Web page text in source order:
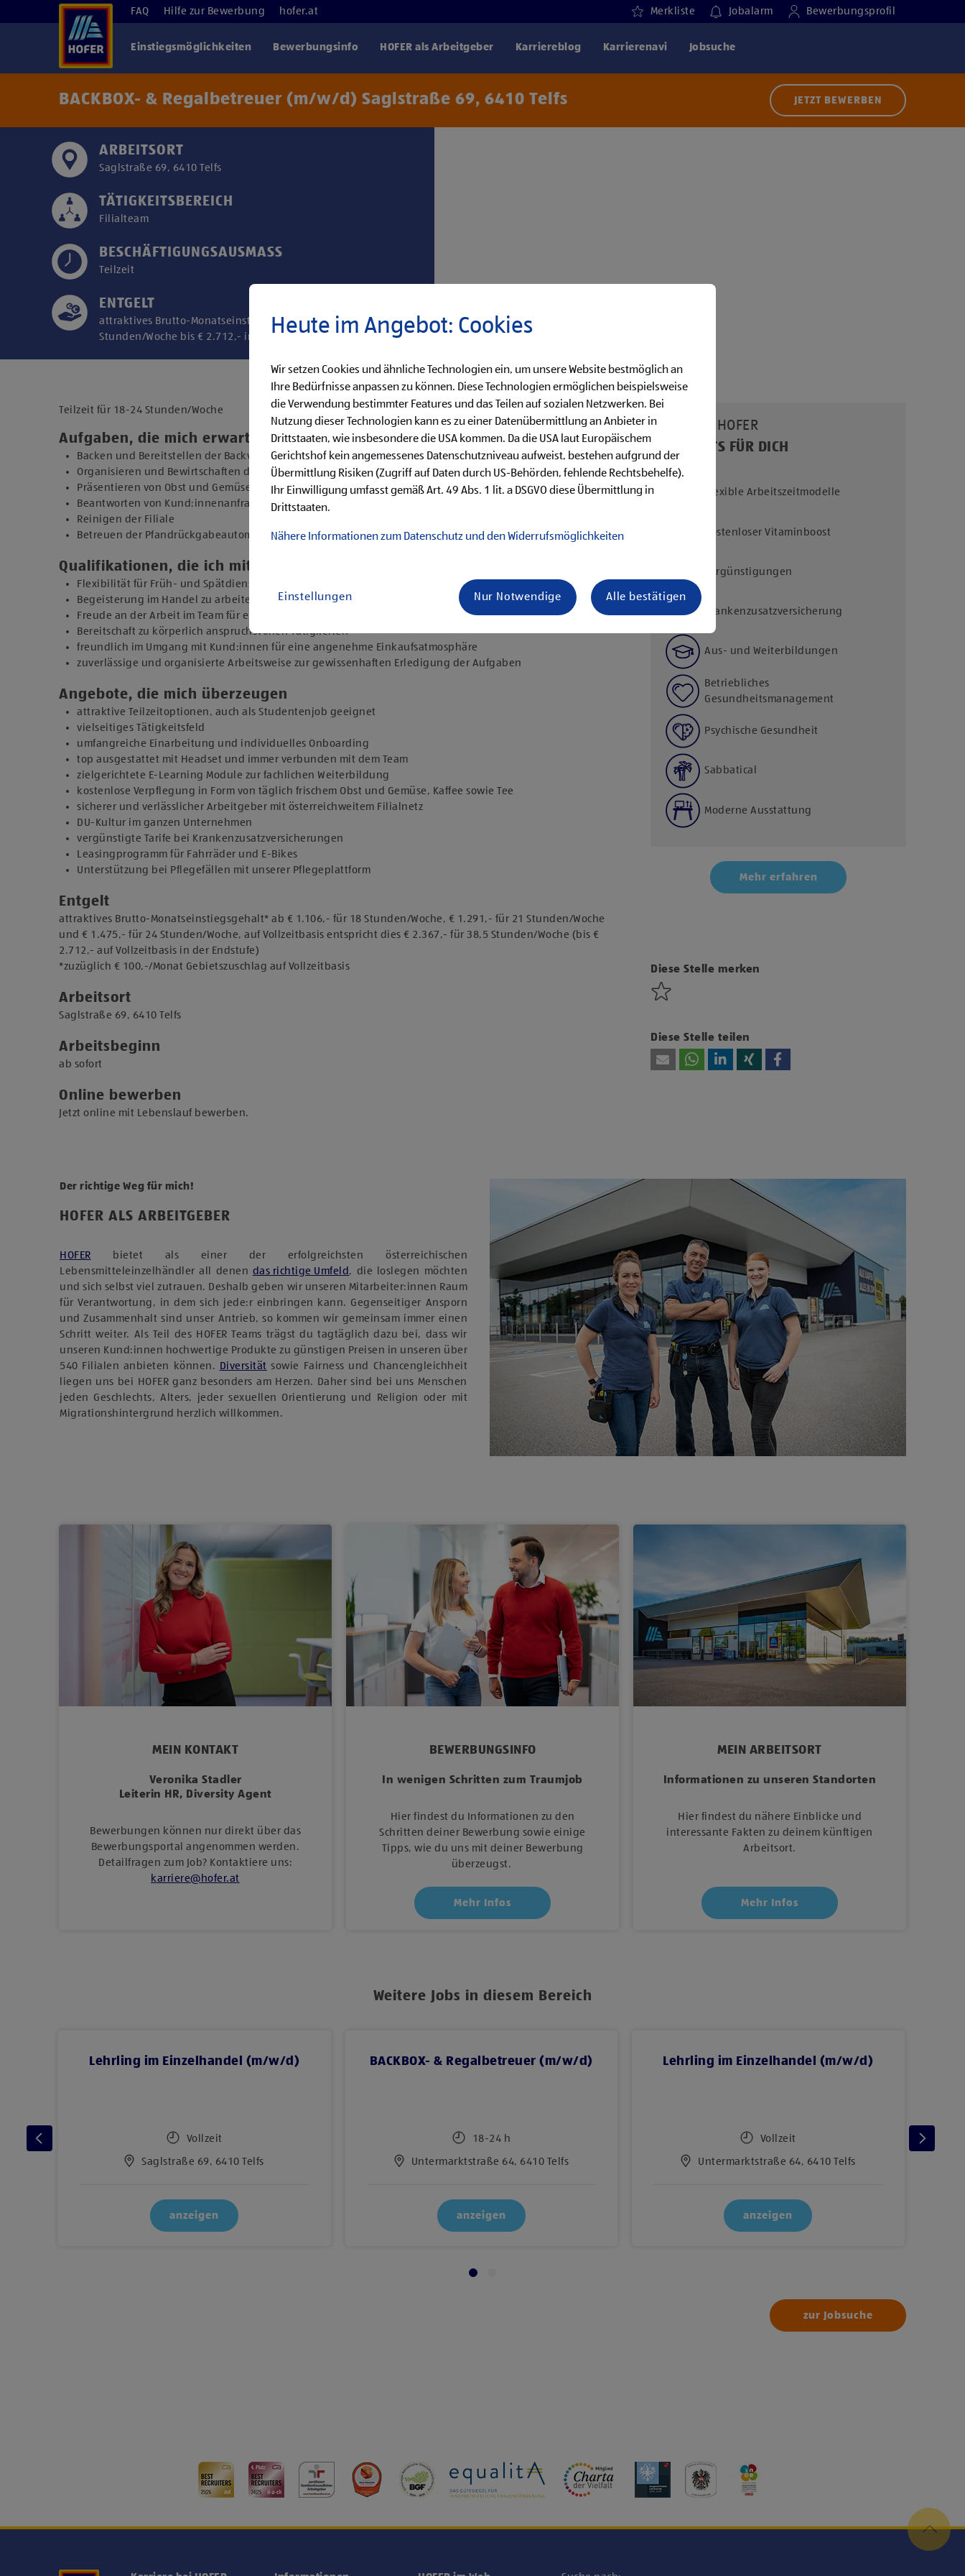
FAQ Hilfe zur Bewerbung hofer.at Merkliste Jobalarm Bewerbungsprofil
Einstiegsmöglichkeiten Bewerbungsinfo HOFER als Arbeitgeber Karriereblog Karrierenavi Jobsuche
BACKBOX- & Regalbetreuer (m/w/d) Saglstraße 69, 6410 Telfs JETZT BEWERBEN
ARBEITSORT
Saglstraße 69, 6410 Telfs
TÄTIGKEITSBEREICH
Filialteam
BESCHÄFTIGUNGSAUSMASS
Teilzeit
ENTGELT
attraktives Brutto-Monatseinstiegsgehalt ab € 2.367,- für 38,5
Stunden/Woche bis € 2.712,- in der Endstufe
Teilzeit für 18-24 Stunden/Woche
Aufgaben, die mich erwarten
Backen und Bereitstellen der Backware
Organisieren und Bewirtschaften der Regale
Präsentieren von Obst und Gemüse sowie Durchführen von Qualitätskontrollen
Beantworten von Kund:innenanfragen
Reinigen der Filiale
Betreuen der Pfandrückgabeautomaten
Qualifikationen, die ich mitbringe
Flexibilität für Früh- und Spätdienste (Montag bis Samstag)
Begeisterung im Handel zu arbeiten und den Unternehmenserfolg mitzugestalten
Freude an der Arbeit im Team für ein motiviertes Miteinander
Bereitschaft zu körperlich anspruchsvollen Tätigkeiten
freundlich im Umgang mit Kund:innen für eine angenehme Einkaufsatmosphäre
zuverlässige und organisierte Arbeitsweise zur gewissenhaften Erledigung der Aufgaben
Angebote, die mich überzeugen
attraktive Teilzeitoptionen, auch als Studentenjob geeignet
vielseitiges Tätigkeitsfeld
umfangreiche Einarbeitung und individuelles Onboarding
top ausgestattet mit Headset und immer verbunden mit dem Team
zielgerichtete E-Learning Module zur fachlichen Weiterbildung
kostenlose Verpflegung in Form von täglich frischem Obst und Gemüse, Kaffee sowie Tee
sicherer und verlässlicher Arbeitgeber mit österreichweitem Filialnetz
DU-Kultur im ganzen Unternehmen
vergünstigte Tarife bei Krankenzusatzversicherungen
Leasingprogramm für Fahrräder und E-Bikes
Unterstützung bei Pflegefällen mit unserer Pflegeplattform
Entgelt
attraktives Brutto-Monatseinstiegsgehalt* ab € 1.106,- für 18 Stunden/Woche, € 1.291,- für 21 Stunden/Woche
und € 1.475,- für 24 Stunden/Woche, auf Vollzeitbasis entspricht dies € 2.367,- für 38,5 Stunden/Woche (bis €
2.712,- auf Vollzeitbasis in der Endstufe)
*zuzüglich € 100,-/Monat Gebietszuschlag auf Vollzeitbasis
Arbeitsort
​Saglstraße 69, 6410 Telfs​
Arbeitsbeginn
​ab sofort​
Online bewerben
Jetzt online mit Lebenslauf bewerben.
UNSERE HOFER
BENEFITS FÜR DICH
Flexible Arbeitszeitmodelle
Kostenloser Vitaminboost
Vergünstigungen
Krankenzusatzversicherung
Aus- und Weiterbildungen
Betriebliches
Gesundheitsmanagement
Psychische Gesundheit
Sabbatical
Moderne Ausstattung
Mehr erfahren
diesen Inhalt anzuzeigen.
Diese Stelle merken
Diese Stelle teilen
HOFER ALS ARBEITGEBER
Der richtige Weg für mich!
HOFER bietet als einer der erfolgreichsten österreichischen
Lebensmitteleinzelhändler all denen das richtige Umfeld , die loslegen möchten
und sich selbst viel zutrauen. Deshalb geben wir unseren Mitarbeiter:innen Raum
für Verantwortung, in dem sich jede:r einbringen kann. Gegenseitiger Ansporn
und Zusammenhalt sind unser Antrieb, so kommen wir gemeinsam immer einen
Schritt weiter. Als Teil des HOFER Teams trägst du tagtäglich dazu bei, dass wir
unseren Kund:innen hochwertige Produkte zu günstigen Preisen in unseren über
540 Filialen anbieten können. Diversität sowie Fairness und Chancengleichheit
liegen uns bei HOFER ganz besonders am Herzen. Daher sind bei uns Menschen
jeden Geschlechts, Alters, jeder sexuellen Orientierung und Religion oder mit
Migrationshintergrund herzlich willkommen.
MEIN KONTAKT
Veronika Stadler
Leiterin HR, Diversity Agent
Bewerbungen können nur direkt über das
Bewerbungsportal angenommen werden.
Detailfragen zum Job? Kontaktiere uns:
karriere@ hofer.at
BEWERBUNGSINFO
In wenigen Schritten zum Traumjob
Hier findest du Informationen zu den
Schritten deiner Bewerbung sowie einige
Tipps, wie du uns mit deiner Bewerbung
überzeugst.
Mehr Infos
MEIN ARBEITSORT
Informationen zu unseren Standorten
Hier findest du nähere Einblicke und
interessante Fakten zu deinem künftigen
Arbeitsort.
Mehr Infos
Weitere Jobs in diesem Bereich
Lehrling im Einzelhandel (m/w/d)
Vollzeit
Saglstraße 69, 6410 Telfs
anzeigen
BACKBOX- & Regalbetreuer (m/w/d)
18-24 h
Untermarktstraße 64, 6410 Telfs
anzeigen
Lehrling im Einzelhandel (m/w/d)
Vollzeit
Untermarktstraße 64, 6410 Telfs
anzeigen
zur Jobsuche
Heute im Angebot: Cookies
Wir setzen Cookies und ähnliche Technologien ein, um unsere Website bestmöglich an
Ihre Bedürfnisse anpassen zu können. Diese Technologien ermöglichen beispielsweise
die Verwendung bestimmter Features und das Teilen auf sozialen Netzwerken. Bei
Nutzung dieser Technologien kann es zu einer Datenübermittlung an Anbieter in
Drittstaaten, wie insbesondere die USA kommen. Da die USA laut Europäischem
Gerichtshof kein angemessenes Datenschutzniveau aufweist, bestehen aufgrund der
Übermittlung Risiken (Zugriff auf Daten durch US-Behörden, fehlende Rechtsbehelfe).
Ihr Einwilligung umfasst gemäß Art. 49 Abs. 1 lit. a DSGVO diese Übermittlung in
Drittstaaten.
Nähere Informationen zum Datenschutz und den Widerrufsmöglichkeiten
Einstellungen Nur Notwendige Alle bestätigen